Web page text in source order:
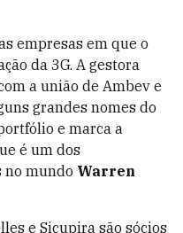
empresas em que o
da 3G. A gestora
a união de Ambev e
grandes nomes do
e marca a
é um dos
no mundo Warren
e Sicupira são sócios